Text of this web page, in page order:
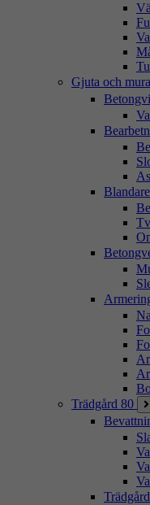
Gjuta och mura
Blandare
Trädgård 80